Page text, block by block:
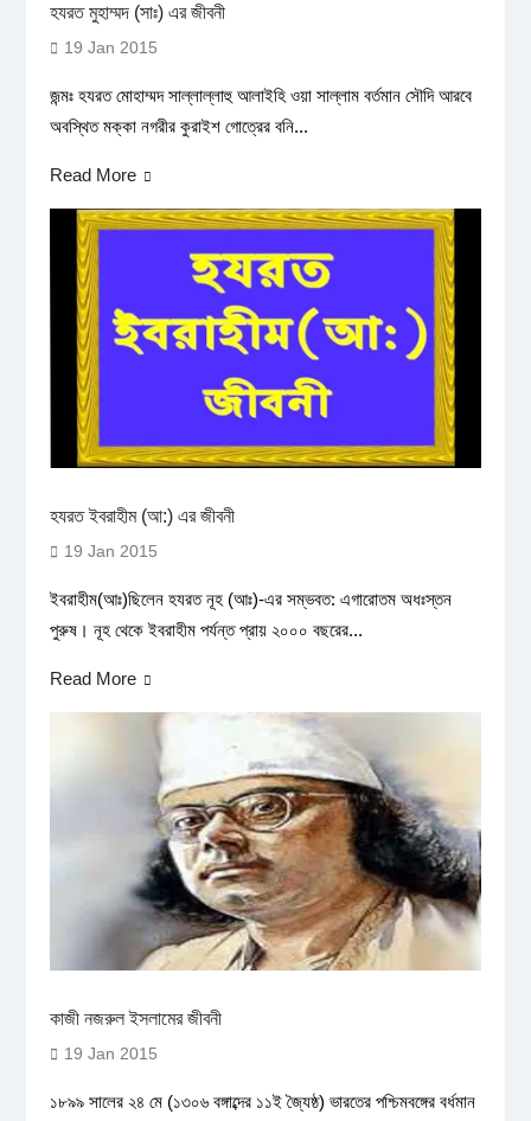
হযরত মুহাম্মদ (সাঃ) এর জীবনী
19 Jan 2015
জন্মঃ হযরত মোহাম্মদ সাল্লাল্লাহু আলাইহি ওয়া সাল্লাম বর্তমান সৌদি আরবে
অবস্থিত মক্কা নগরীর কুরাইশ গোত্রের বনি...
Read More
হযরত ইবরাহীম (আ:) এর জীবনী
19 Jan 2015
ইবরাহীম(আঃ)ছিলেন হযরত নূহ (আঃ)-এর সম্ভবত: এগারোতম অধঃস্তন
পুরুষ। নূহ থেকে ইবরাহীম পর্যন্ত প্রায় ২০০০ বছরের...
Read More
কাজী নজরুল ইসলামের জীবনী
19 Jan 2015
১৮৯৯ সালের ২৪ মে (১৩০৬ বঙ্গাব্দের ১১ই জ্যৈষ্ঠ) ভারতের পশ্চিমবঙ্গের বর্ধমান